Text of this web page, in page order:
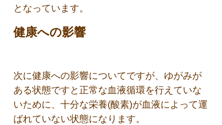
となっています。
健康への影響
次に健康への影響についてですが、ゆがみが
ある状態ですと正常な血液循環を行えていな
いために、十分な栄養(酸素)が血液によって運
ばれていない状態になります。